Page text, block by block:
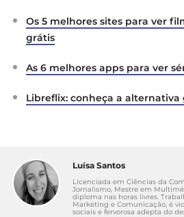
Os 5 melhores sites para ver
grátis
As 6 melhores apps para ver
Libreflix: conheça a
Luísa Santos
Licenciada em Ciências da
Jornalismo, Mestre em
diploma nas horas livres.
Marketing e Comunicação, é
sociais e fervorosa adepta do